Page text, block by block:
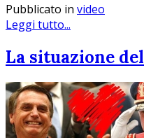
Pubblicato in video
Leggi tutto...
La situazione